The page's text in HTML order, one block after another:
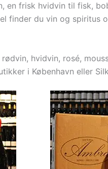
en frisk hvidvin til fisk,
finder du vin og
hvidvin, rosé,
i København eller